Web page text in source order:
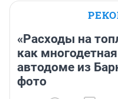
«Расходы на
как
автодоме из
фото